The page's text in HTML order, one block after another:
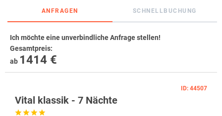
ANFRAGEN SCHNELLBUCHUNG
Ich möchte eine unverbindliche Anfrage stellen!
Gesamtpreis:
ab 1414 €
ID: 44507
Vital klassik - 7 Nächte